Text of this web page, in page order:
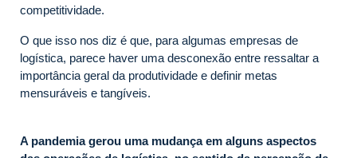
competitividade.
O que isso nos diz é que, para algumas empresas de
logística, parece haver uma desconexão entre ressaltar a
importância geral da produtividade e definir metas
mensuráveis e tangíveis.
A pandemia gerou uma mudança em alguns aspectos